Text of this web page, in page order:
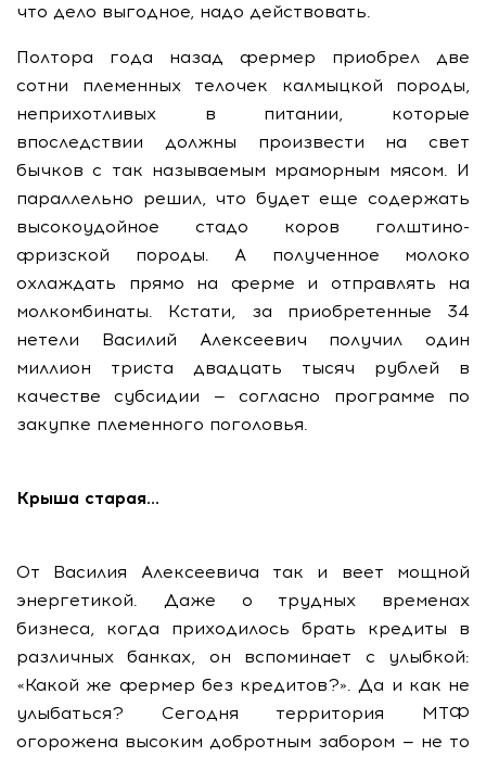
что дело выгодное, надо действовать.
Полтора года назад фермер приобрел две
сотни племенных телочек калмыцкой породы,
неприхотливых в питании, которые
впоследствии должны произвести на свет
бычков с так называемым мраморным мясом. И
параллельно решил, что будет еще содержать
высокоудойное стадо коров голштино-
фризской породы. А полученное молоко
охлаждать прямо на ферме и отправлять на
молкомбинаты. Кстати, за приобретенные 34
нетели Василий Алексеевич получил один
миллион триста двадцать тысяч рублей в
качестве субсидии — согласно программе по
закупке племенного поголовья.
Крыша старая...
От Василия Алексеевича так и веет мощной
энергетикой. Даже о трудных временах
бизнеса, когда приходилось брать кредиты в
различных банках, он вспоминает с улыбкой:
«Какой же фермер без кредитов?». Да и как не
улыбаться? Сегодня территория МТФ
огорожена высоким добротным забором — не то